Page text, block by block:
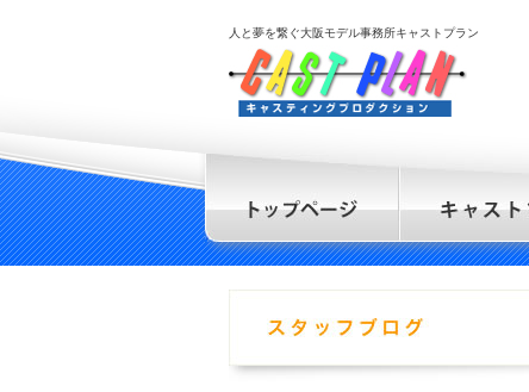
人と夢を繋ぐ大阪モデル事務所キャストプラン